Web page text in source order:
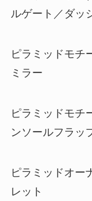
ルゲート／ダッ
ピラミッドモチ
ミラー
ピラミッドモチ
ンソールフラッ
ピラミッドオー
レット